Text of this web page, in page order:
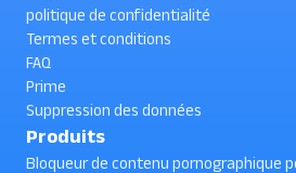
politique de confidentialité
Termes et conditions
FAQ
Prime
Suppression des données
Produits
Bloqueur de contenu pornographique